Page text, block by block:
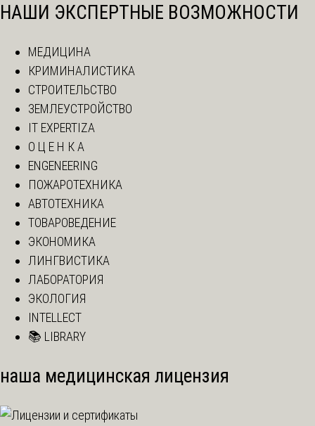
НАШИ ЭКСПЕРТНЫЕ ВОЗМОЖНОСТИ
МЕДИЦИНА
КРИМИНАЛИСТИКА
СТРОИТЕЛЬСТВО
ЗЕМЛЕУСТРОЙСТВО
IT EXPERTIZA
О Ц Е Н К А
ENGENEERING
ПОЖАРОТЕХНИКА
АВТОТЕХНИКА
ТОВАРОВЕДЕНИЕ
ЭКОНОМИКА
ЛИНГВИСТИКА
ЛАБОРАТОРИЯ
ЭКОЛОГИЯ
INTELLECT
📚 LIBRARY
наша медицинская лицензия